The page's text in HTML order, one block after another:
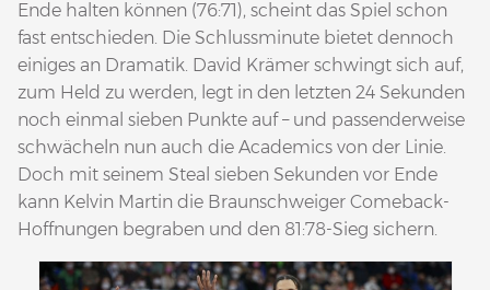
Ende halten können (76:71), scheint das Spiel schon
fast entschieden. Die Schlussminute bietet dennoch
einiges an Dramatik. David Krämer schwingt sich auf,
zum Held zu werden, legt in den letzten 24 Sekunden
noch einmal sieben Punkte auf – und passenderweise
schwächeln nun auch die Academics von der Linie.
Doch mit seinem Steal sieben Sekunden vor Ende
kann Kelvin Martin die Braunschweiger Comeback-
Hoffnungen begraben und den 81:78-Sieg sichern.